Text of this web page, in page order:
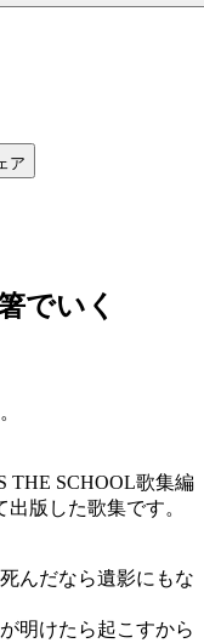
ア
でいく
THE SCHOOL歌集編
版した歌集です。
んだなら遺影にもな
明けたら起こすから